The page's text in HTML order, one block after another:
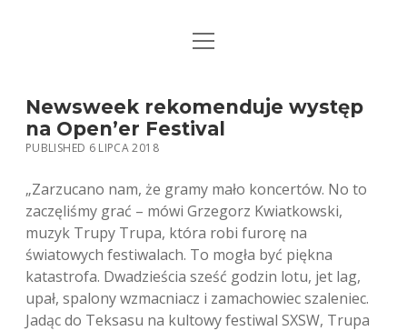
STRONA GŁÓWNA
MUZYKA
open
Newsweek rekomenduje występ
na Open’er Festival
PUBLISHED 6 LIPCA 2018
„Zarzucano nam, że gramy mało koncertów. No to
zaczęliśmy grać – mówi Grzegorz Kwiatkowski,
muzyk Trupy Trupa, która robi furorę na
światowych festiwalach. To mogła być piękna
katastrofa. Dwadzieścia sześć godzin lotu, jet lag,
upał, spalony wzmacniacz i zamachowiec szaleniec.
Jadąc do Teksasu na kultowy festiwal SXSW, Trupa